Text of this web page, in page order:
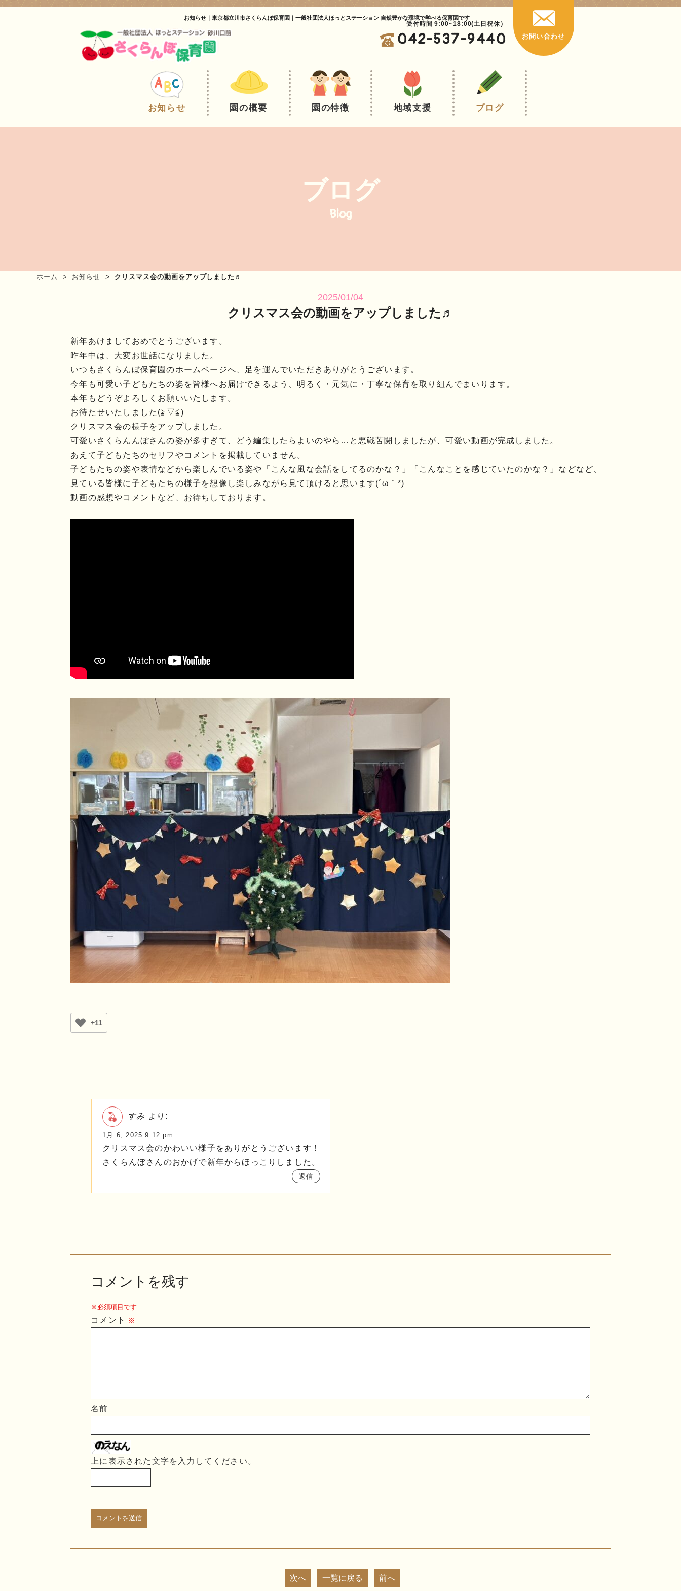
お知らせ｜東京都立川市さくらんぼ保育園｜一般社団法人ほっとステーション 自然豊かな環境で学べる保育園です
受付時間 9:00~18:00(土日祝休）
042-537-9440 お問い合わせ
お知らせ 園の概要 園の特徴 地域支援 ブログ
ブログ
Blog
ホーム お知らせ クリスマス会の動画をアップしました♬
2025/01/04
クリスマス会の動画をアップしました♬
新年あけましておめでとうございます。
昨年中は、大変お世話になりました。
いつもさくらんぼ保育園のホームページへ、足を運んでいただきありがとうございます。
今年も可愛い子どもたちの姿を皆様へお届けできるよう、明るく・元気に・丁寧な保育を取り組んでまいります。
本年もどうぞよろしくお願いいたします。
お待たせいたしました(≧▽≦)
クリスマス会の様子をアップしました。
可愛いさくらんんぼさんの姿が多すぎて、どう編集したらよいのやら…と悪戦苦闘しましたが、可愛い動画が完成しました。
あえて子どもたちのセリフやコメントを掲載していません。
子どもたちの姿や表情などから楽しんでいる姿や「こんな風な会話をしてるのかな？」「こんなことを感じていたのかな？」などなど、
見ている皆様に子どもたちの様子を想像し楽しみながら見て頂けると思います(´ω｀*)
動画の感想やコメントなど、お待ちしております。
+11
すみ より:
1月 6, 2025 9:12 pm
クリスマス会のかわいい様子をありがとうございます！
さくらんぼさんのおかげで新年からほっこりしました。
返信
コメントを残す
※必須項目です
コメント ※
名前
上に表示された文字を入力してください。
次へ 一覧に戻る 前へ